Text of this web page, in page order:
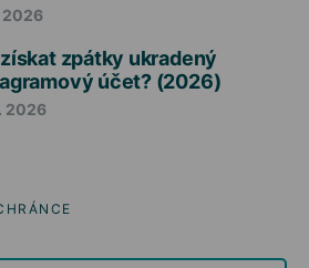
2026
zpátky ukradený
účet? (2026)
2026